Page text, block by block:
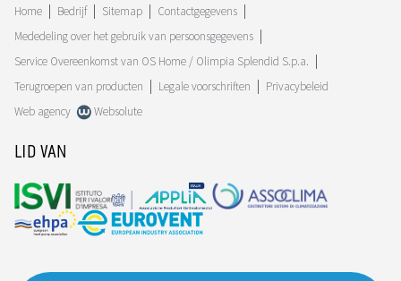
Home
Bedrijf Sitemap
Contactgegevens
Mededeling over het gebruik van persoonsgegevens
Service Overeenkomst van OS Home / Olimpia Splendid S.p.a.
Terugroepen van producten
Legale voorschriften
Privacybeleid
Web agency
Websolute
LID VAN